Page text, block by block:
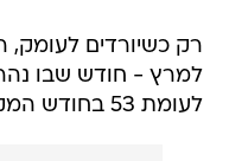
רק כשיורדים לעומק,
לעומת 53 בחודש המקביל אשתקד.